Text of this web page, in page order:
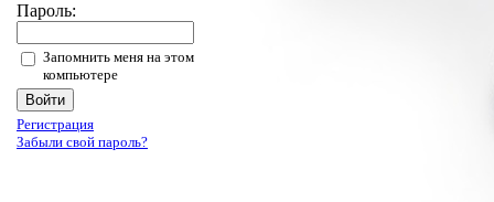
Пароль:
Запомнить меня на этом
компьютере
Регистрация
Забыли свой пароль?